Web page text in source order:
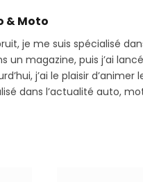
& Moto
je me suis spécialisé
un magazine, puis j’ai
j’ai le plaisir
dans l’actualité auto,